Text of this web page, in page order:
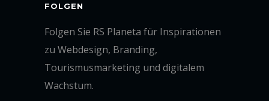
FOLGEN
Folgen Sie RS Planeta für Inspirationen
zu Webdesign, Branding,
Tourismusmarketing und digitalem
Wachstum.